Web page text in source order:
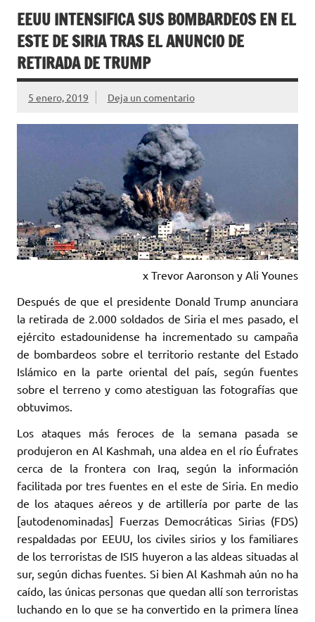
EEUU INTENSIFICA SUS BOMBARDEOS EN EL
ESTE DE SIRIA TRAS EL ANUNCIO DE
RETIRADA DE TRUMP
5 enero, 2019 Deja un comentario
x Trevor Aaronson y Ali Younes
Después de que el presidente Donald Trump anunciara
la retirada de 2.000 soldados de Siria el mes pasado, el
ejército estadounidense ha incrementado su campaña
de bombardeos sobre el territorio restante del Estado
Islámico en la parte oriental del país, según fuentes
sobre el terreno y como atestiguan las fotografías que
obtuvimos.
Los ataques más feroces de la semana pasada se
produjeron en Al Kashmah, una aldea en el río Éufrates
cerca de la frontera con Iraq, según la información
facilitada por tres fuentes en el este de Siria. En medio
de los ataques aéreos y de artillería por parte de las
[autodenominadas] Fuerzas Democráticas Sirias (FDS)
respaldadas por EEUU, los civiles sirios y los familiares
de los terroristas de ISIS huyeron a las aldeas situadas al
sur, según dichas fuentes. Si bien Al Kashmah aún no ha
caído, las únicas personas que quedan allí son terroristas
luchando en lo que se ha convertido en la primera línea